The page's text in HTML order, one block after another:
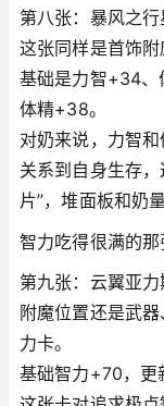
第八张：暴风之
这张同样是首饰附
基础是力智+34、
体精+38。
对奶来说，力智
关系到自身生存
片”，堆面板和奶
智力吃得很满的那
第九张：云翼亚力
附魔位置还是武
力卡。
基础智力+70，更